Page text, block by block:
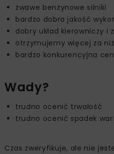
żwawe benzynowe silniki
bardzo dobra jakość
dobry układ kierowniczy i
otrzymujemy więcej za
bardzo konkurencyjna
Wady?
trudno ocenić trwałość
trudno ocenić spadek
Czas zweryfikuje, ale nie